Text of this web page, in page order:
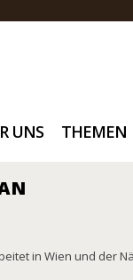
UNS THEMEN
in Wien und der